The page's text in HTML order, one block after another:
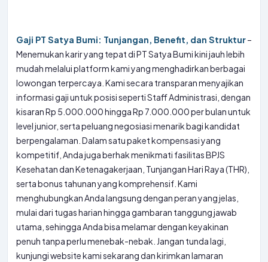
Gaji PT Satya Bumi: Tunjangan, Benefit, dan Struktur–
Menemukan karir yang tepat di PT Satya Bumi kini jauh lebih
mudah melalui platform kami yang menghadirkan berbagai
lowongan terpercaya. Kami secara transparan menyajikan
informasi gaji untuk posisi seperti Staff Administrasi, dengan
kisaran Rp 5.000.000 hingga Rp 7.000.000 per bulan untuk
level junior, serta peluang negosiasi menarik bagi kandidat
berpengalaman. Dalam satu paket kompensasi yang
kompetitif, Anda juga berhak menikmati fasilitas BPJS
Kesehatan dan Ketenagakerjaan, Tunjangan Hari Raya (THR),
serta bonus tahunan yang komprehensif. Kami
menghubungkan Anda langsung dengan peran yang jelas,
mulai dari tugas harian hingga gambaran tanggung jawab
utama, sehingga Anda bisa melamar dengan keyakinan
penuh tanpa perlu menebak-nebak. Jangan tunda lagi,
kunjungi website kami sekarang dan kirimkan lamaran